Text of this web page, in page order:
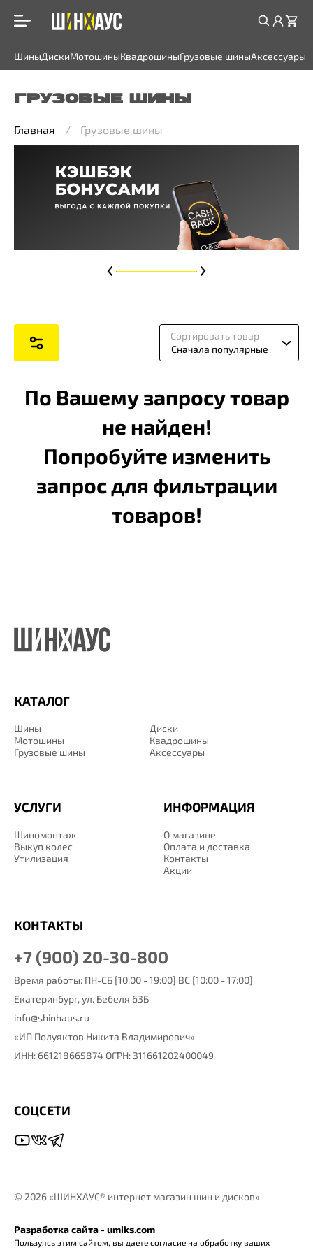
ШиныДискиМотошиныКвадрошиныГрузовые шиныАксессуары
ГРУЗОВЫЕ ШИНЫ
Главная Грузовые шины
Сортировать товар
Сначала популярные
По Вашему запросу товар
не найден!
Попробуйте изменить
запрос для фильтрации
товаров!
© 2026 «ШИНХАУС® интернет магазин шин и дисков»
КАТАЛОГ
Шины
Диски
Мотошины
Квадрошины
Грузовые шины
Аксессуары
ИНФОРМАЦИЯ
О магазине
Оплата и доставка
Контакты
Акции
УСЛУГИ
Шиномонтаж
Выкуп колес
Утилизация
КОНТАКТЫ
+7 (900) 20-30-800
Время работы: ПН-СБ [10:00 - 19:00] ВС [10:00 - 17:00]
Екатеринбург, ул. Бебеля 63Б
info@shinhaus.ru
«ИП Полуяктов Никита Владимирович»
ИНН: 661218665874 ОГРН: 311661202400049
СОЦСЕТИ
Разработка сайта - umiks.com
Пользуясь этим сайтом, вы даете согласие на обработку ваших